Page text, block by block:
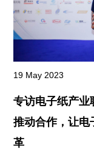
19 May 2023
专访电子纸产业
推动合作，让电
革